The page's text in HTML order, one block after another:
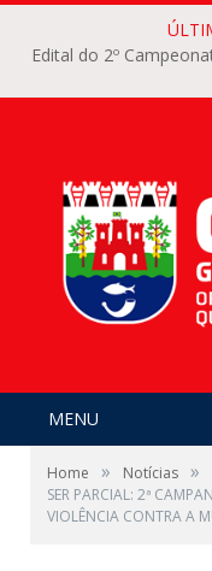
Edital do 2º
MENU
Home » Notícias »
SER PARCIAL: 2ª
VIOLÊNCIA CONTRA A